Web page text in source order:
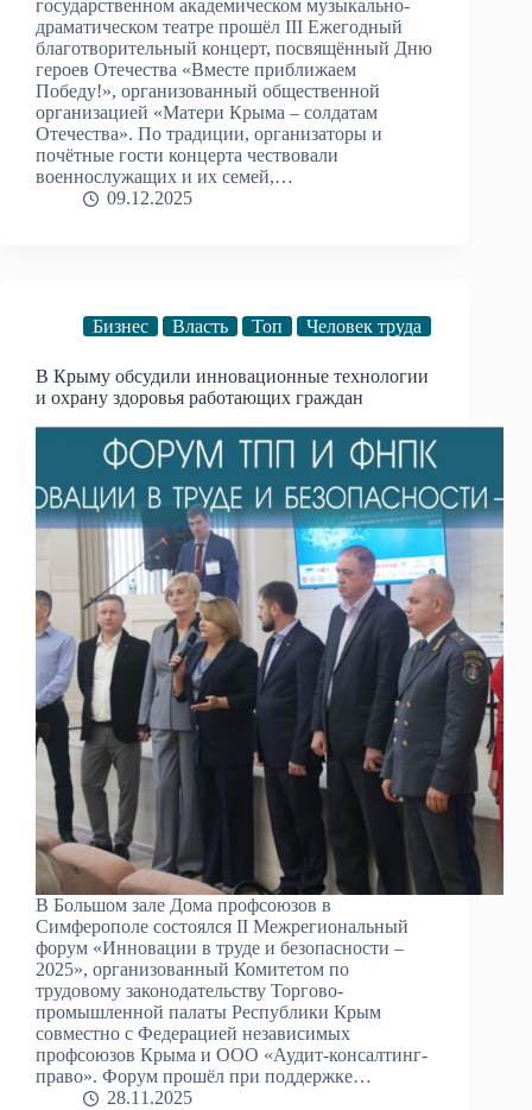
государственном академическом музыкально-
драматическом театре прошёл III Ежегодный
благотворительный концерт, посвящённый Дню
героев Отечества «Вместе приближаем
Победу!», организованный общественной
организацией «Матери Крыма – солдатам
Отечества». По традиции, организаторы и
почётные гости концерта чествовали
военнослужащих и их семей,…
09.12.2025
Бизнес Власть Топ Человек труда
В Крыму обсудили инновационные технологии
и охрану здоровья работающих граждан
В Большом зале Дома профсоюзов в
Симферополе состоялся II Межрегиональный
форум «Инновации в труде и безопасности –
2025», организованный Комитетом по
трудовому законодательству Торгово-
промышленной палаты Республики Крым
совместно с Федерацией независимых
профсоюзов Крыма и ООО «Аудит-консалтинг-
право». Форум прошёл при поддержке…
28.11.2025